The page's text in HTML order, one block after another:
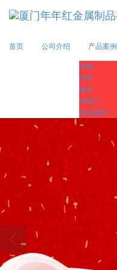
首页 公司介绍
产品案例
道闸
岗亭
旗杆
伸缩门
移动厕所